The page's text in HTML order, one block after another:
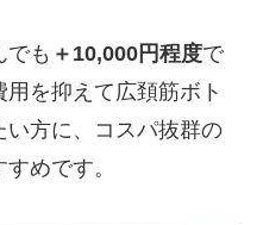
でも ＋10,000円程度で
を抑えて広頚筋ボト
い方に、コスパ抜群の
めです。